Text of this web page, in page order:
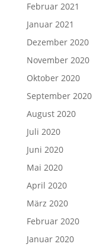
Februar 2021
Januar 2021
Dezember 2020
November 2020
Oktober 2020
September 2020
August 2020
Juli 2020
Juni 2020
Mai 2020
April 2020
März 2020
Februar 2020
Januar 2020